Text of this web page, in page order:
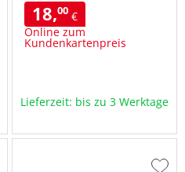
18,00€
Online zum
Kundenkartenpreis
Lieferzeit: bis zu 3 Werktage